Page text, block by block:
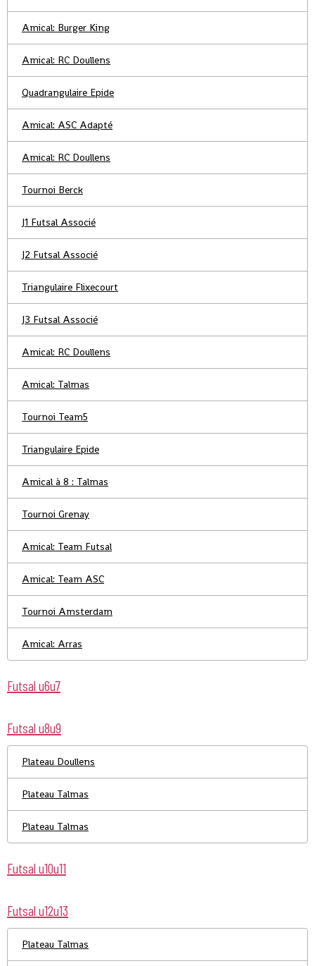
Amical: Burger King
Amical: RC Doullens
Quadrangulaire Epide
Amical: ASC Adapté
Amical: RC Doullens
Tournoi Berck
J1 Futsal Associé
J2 Futsal Associé
Triangulaire Flixecourt
J3 Futsal Associé
Amical: RC Doullens
Amical: Talmas
Tournoi Team5
Triangulaire Epide
Amical à 8 : Talmas
Tournoi Grenay
Amical: Team Futsal
Amical: Team ASC
Tournoi Amsterdam
Amical: Arras
Futsal u6u7
Futsal u8u9
Plateau Doullens
Plateau Talmas
Plateau Talmas
Futsal u10u11
Futsal u12u13
Plateau Talmas